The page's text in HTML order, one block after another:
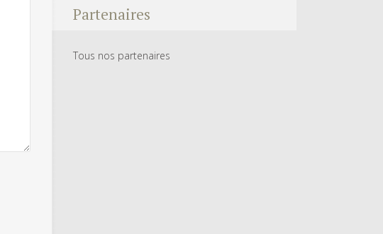
Partenaires
Tous nos partenaires